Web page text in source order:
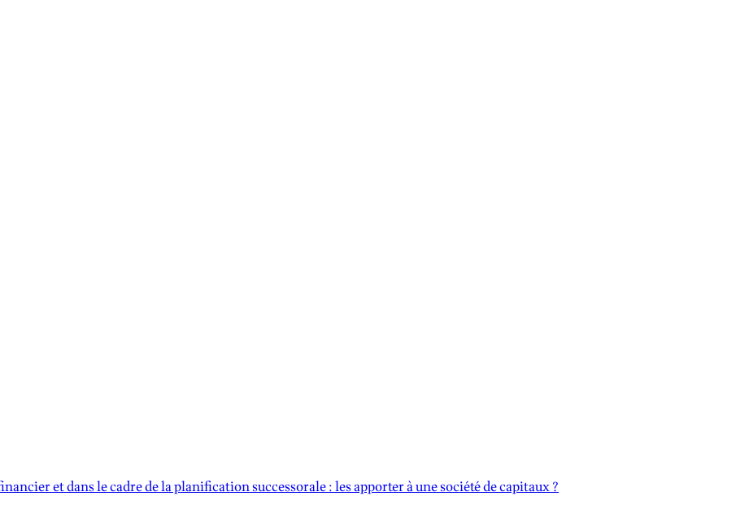
et dans le cadre de la planification successorale : les apporter à une société de capitaux ?